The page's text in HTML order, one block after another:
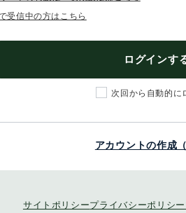
受信中の方はこちら
ログインす
次回から自動的に
アカウントの作成（
サイトポリシープライバシーポリシー